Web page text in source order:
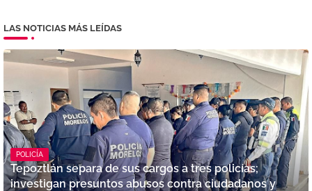
LAS NOTICIAS MÁS LEÍDAS
POLICÍA
Tepoztlán separa de sus cargos a tres policías;
investigan presuntos abusos contra ciudadanos y